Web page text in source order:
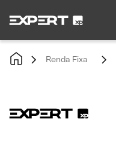
Renda Fixa